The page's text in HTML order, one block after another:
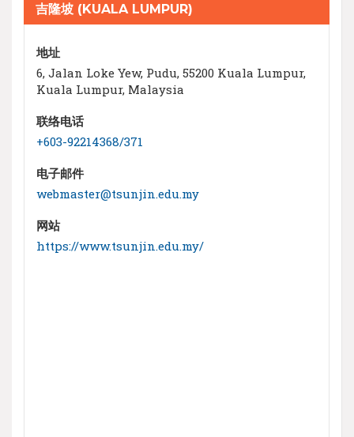
吉隆坡 (KUALA LUMPUR)
地址
6, Jalan Loke Yew, Pudu, 55200 Kuala Lumpur,
Kuala Lumpur, Malaysia
联络电话
+603-92214368/371
电子邮件
webmaster@tsunjin.edu.my
网站
https://www.tsunjin.edu.my/